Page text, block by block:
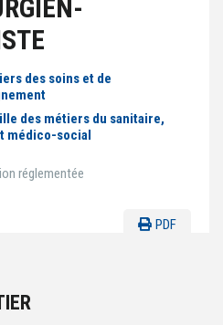
ailes
des soins et de
des métiers du sanitaire,
médico-social
réglementée
PDF